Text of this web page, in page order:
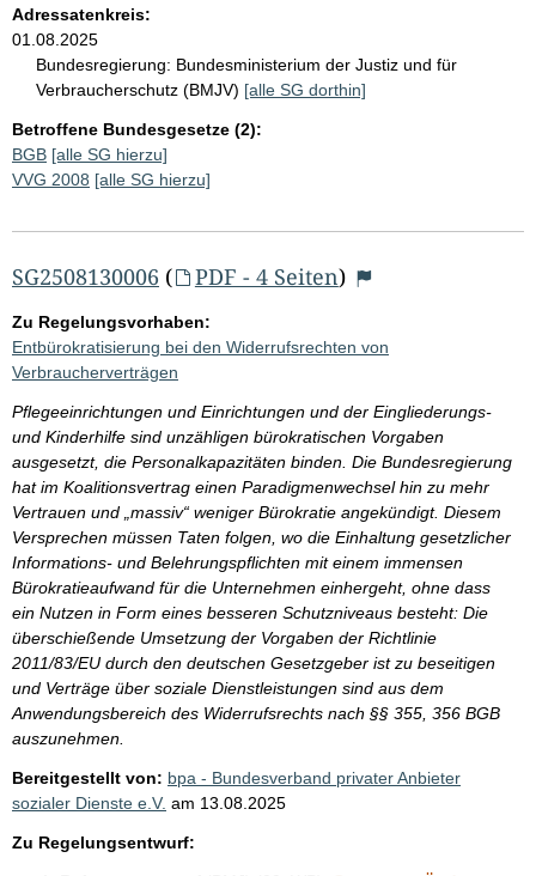
Adressatenkreis:
01.08.2025
Bundesregierung: Bundesministerium der Justiz und für
Verbraucherschutz (BMJV) [alle SG dorthin]
Betroffene Bundesgesetze (2):
BGB [alle SG hierzu]
VVG 2008 [alle SG hierzu]
SG2508130006 ( PDF - 4 Seiten)
Zu Regelungsvorhaben:
Entbürokratisierung bei den Widerrufsrechten von
Verbraucherverträgen
Pflegeeinrichtungen und Einrichtungen und der Eingliederungs-
und Kinderhilfe sind unzähligen bürokratischen Vorgaben
ausgesetzt, die Personalkapazitäten binden. Die Bundesregierung
hat im Koalitionsvertrag einen Paradigmenwechsel hin zu mehr
Vertrauen und „massiv“ weniger Bürokratie angekündigt. Diesem
Versprechen müssen Taten folgen, wo die Einhaltung gesetzlicher
Informations- und Belehrungspflichten mit einem immensen
Bürokratieaufwand für die Unternehmen einhergeht, ohne dass
ein Nutzen in Form eines besseren Schutzniveaus besteht: Die
überschießende Umsetzung der Vorgaben der Richtlinie
2011/83/EU durch den deutschen Gesetzgeber ist zu beseitigen
und Verträge über soziale Dienstleistungen sind aus dem
Anwendungsbereich des Widerrufsrechts nach §§ 355, 356 BGB
auszunehmen.
Bereitgestellt von: bpa - Bundesverband privater Anbieter
sozialer Dienste e.V. am 13.08.2025
Zu Regelungsentwurf: